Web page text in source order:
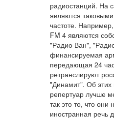
радиостанций. На
являются
частоте.
FM 4 являются
"Радио Ван",
финансируемая
передающая 24
ретранслируют
"Динамит". Об этих
репертуар лучше
так это то, что
иностранная речь